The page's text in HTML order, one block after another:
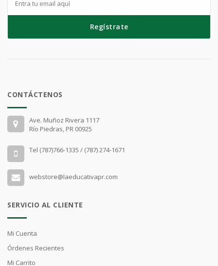
Regístrate
CONTÁCTENOS
Ave. Muñoz Rivera 1117
Río Piedras, PR 00925
Tel (787)766-1335 / (787) 274-1671
webstore@laeducativapr.com
SERVICIO AL CLIENTE
Mi Cuenta
Órdenes Recientes
Mi Carrito